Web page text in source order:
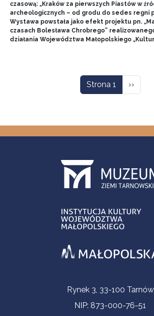
czasową: „Kraków za pierwszych Piastów w
archeologicznych – od grodu do sedes regni
Wystawa powstała jako efekt projektu pn.
czasach Bolesława Chrobrego”
działania Województwa Małopolskiego
Strona 1 ››
Informacje kontaktoweRynek 3, 33-100 Tarnów
NIP: 873-000-76-51